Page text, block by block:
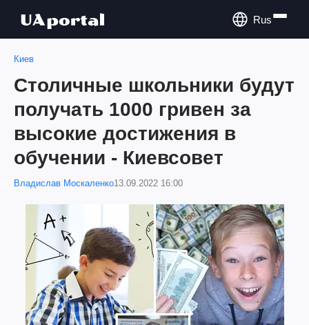
Rus
Киев
Столичные школьники будут
получать 1000 гривен за
высокие достижения в
обучении - Киевсовет
Владислав Москаленко13.09.2022 16:00